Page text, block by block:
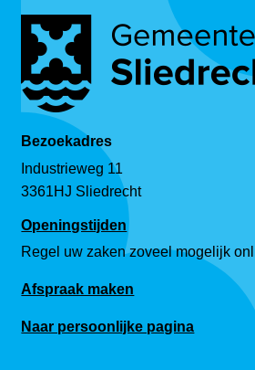
Bezoekadres
Industrieweg 11
3361HJ Sliedrecht
Openingstijden
Regel uw zaken zoveel mogelijk
Afspraak maken
Naar persoonlijke pagina